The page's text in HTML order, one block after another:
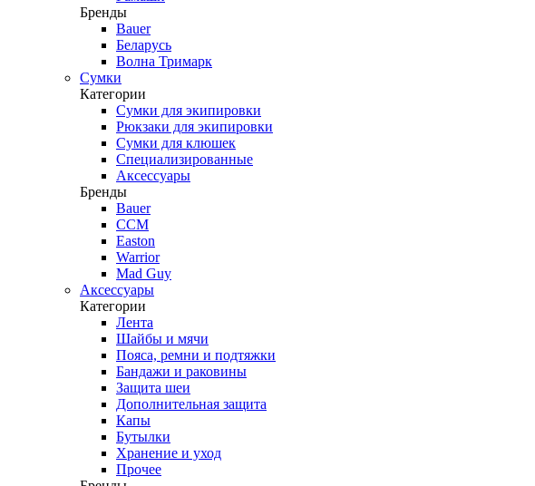
Бренды
Bauer
Беларусь
Волна Тримарк
Сумки
Категории
Сумки для экипировки
Рюкзаки для экипировки
Сумки для клюшек
Специализированные
Аксессуары
Бренды
Bauer
CCM
Easton
Warrior
Mad Guy
Аксессуары
Категории
Лента
Шайбы и мячи
Пояса, ремни и подтяжки
Бандажи и раковины
Защита шеи
Дополнительная защита
Капы
Бутылки
Хранение и уход
Прочее